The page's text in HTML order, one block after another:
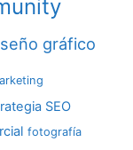
gráfico
SEO
fotografía